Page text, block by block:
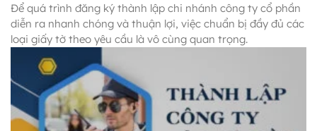
Để quá trình đăng ký thành lập chi nhánh công ty cổ phần
diễn ra nhanh chóng và thuận lợi, việc chuẩn bị đầy đủ các
loại giấy tờ theo yêu cầu là vô cùng quan trọng.